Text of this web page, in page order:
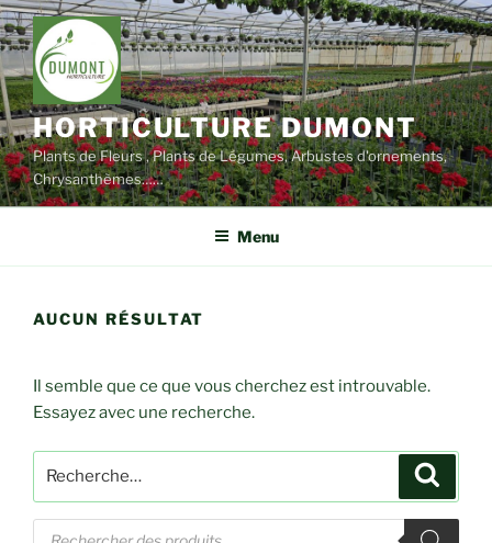
Aller
au
contenu
principal
HORTICULTURE DUMONT
Plants de Fleurs , Plants de Légumes, Arbustes d'ornements,
Chrysanthèmes……
Menu
AUCUN RÉSULTAT
Il semble que ce que vous cherchez est introuvable.
Essayez avec une recherche.
pour
:
Recherche